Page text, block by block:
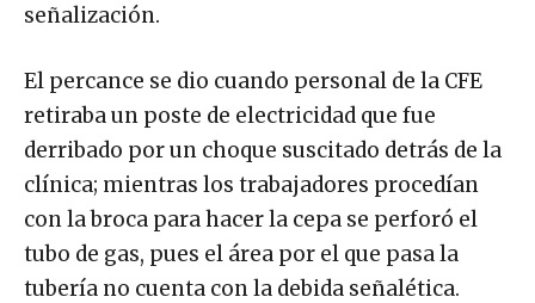
señalización.
El percance se dio cuando personal de la CFE
retiraba un poste de electricidad que fue
derribado por un choque suscitado detrás de la
clínica; mientras los trabajadores procedían
con la broca para hacer la cepa se perforó el
tubo de gas, pues el área por el que pasa la
tubería no cuenta con la debida señalética.